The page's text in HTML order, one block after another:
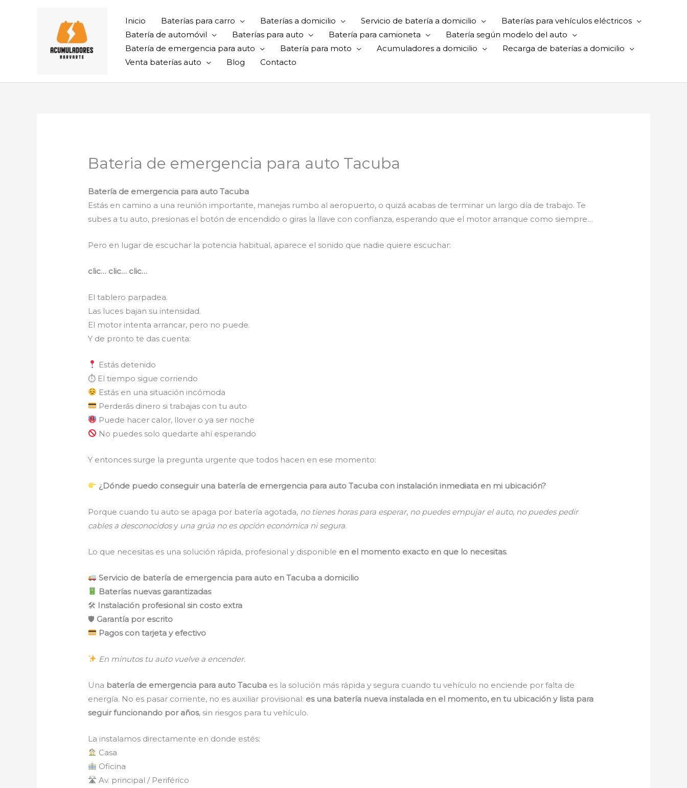
Inicio Baterías para carro Baterías a domicilio Servicio de batería a domicilio
Baterías para vehículos eléctricos
Batería de automóvil
Baterías para auto Batería para camioneta
Batería según modelo del auto
Batería de emergencia para auto
Batería para moto Acumuladores a domicilio
Recarga de baterías a domicilio
Venta baterías auto
Blog Contacto
Bateria de emergencia para auto Tacuba
Batería de emergencia para auto Tacuba
Estás en camino a una reunión importante, manejas rumbo al aeropuerto, o quizá acabas de terminar un largo día de trabajo. Te
subes a tu auto, presionas el botón de encendido o giras la llave con confianza, esperando que el motor arranque como siempre…
Pero en lugar de escuchar la potencia habitual, aparece el sonido que nadie quiere escuchar:
clic… clic… clic…
El tablero parpadea.
Las luces bajan su intensidad.
El motor intenta arrancar, pero no puede.
Y de pronto te das cuenta:
Estás detenido
⏱ El tiempo sigue corriendo
Estás en una situación incómoda
Perderás dinero si trabajas con tu auto
Puede hacer calor, llover o ya ser noche
No puedes solo quedarte ahí esperando
Y entonces surge la pregunta urgente que todos hacen en ese momento:
¿Dónde puedo conseguir una batería de emergencia para auto Tacuba con instalación inmediata en mi ubicación?
Porque cuando tu auto se apaga por batería agotada, no tienes horas para esperar, no puedes empujar el auto, no puedes pedir
cables a desconocidosy una grúa no es opción económica ni segura.
Lo que necesitas es una solución rápida, profesional y disponible en el momento exacto en que lo necesitas.
Servicio de batería de emergencia para auto en Tacuba a domicilio
Baterías nuevas garantizadas
🛠 Instalación profesional sin costo extra
🛡 Garantía por escrito
Pagos con tarjeta y efectivo
En minutos tu auto vuelve a encender.
Una batería de emergencia para auto Tacuba es la solución más rápida y segura cuando tu vehículo no enciende por falta de
energía. No es pasar corriente, no es auxiliar provisional: es una batería nueva instalada en el momento, en tu ubicación y lista para
seguir funcionando por años, sin riesgos para tu vehículo.
La instalamos directamente en donde estés:
Casa
Oficina
🛣 Av. principal / Periférico